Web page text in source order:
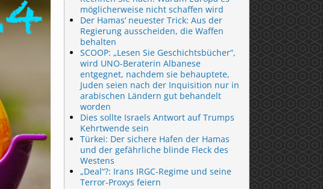
möglicherweise nicht schaffen wird
Der Hamas‘ neuester Trick: Aus der
Regierung ausscheiden, die Waffen
behalten
SCOOP: „Lesen Sie Geschichtsbücher“,
wird UNO-Beraterin Albanese
entgegnet, nachdem sie behauptete,
Juden seien nach der Inquisition nur in
arabischen Ländern gut behandelt
worden
Dies sollte Israels Antwort auf Trumps
Kehrtwende sein
Türkei: Der sichere Hafen der Hamas
und der gefährliche blinde Fleck des
Westens
„Deal“?: Irans IRGC-Regime und seine
Terror-Proxys feiern